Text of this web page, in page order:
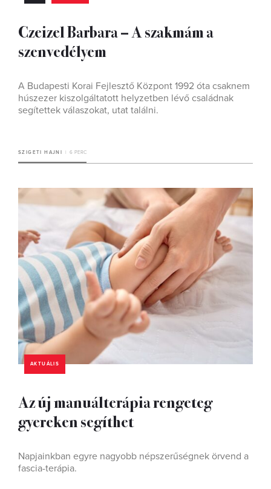
Czeizel Barbara – A szakmám a
szenvedélyem
A Budapesti Korai Fejlesztő Központ 1992 óta csaknem
húszezer kiszolgáltatott helyzetben lévő családnak
segítettek válaszokat, utat találni.
SZIGETI HAJNI 6 PERC
AKTUÁLIS
Az új manuálterápia rengeteg
gyereken segíthet
Napjainkban egyre nagyobb népszerűségnek örvend a
fascia-terápia.